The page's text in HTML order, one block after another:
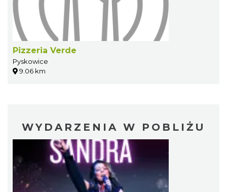
Pizzeria Verde
Pyskowice
9.06 km
WYDARZENIA W POBLIŻU